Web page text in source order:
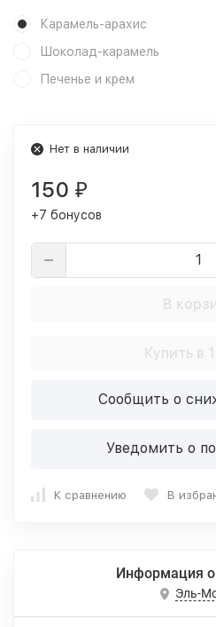
Карамель-арахис
Шоколад-карамель
Печенье и крем
Нет в наличии
150 ₽
+7 бонусов
В
Купить в
Сообщить о
Уведомить о
К сравнению В
Информация о
Эль-